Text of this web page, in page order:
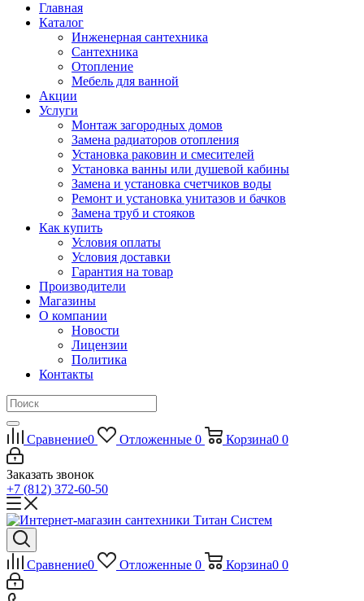
Главная
Каталог
Инженерная сантехника
Сантехника
Отопление
Мебель для ванной
Акции
Услуги
Монтаж загородных домов
Замена радиаторов отопления
Установка раковин и смесителей
Установка ванны или душевой кабины
Замена и установка счетчиков воды
Ремонт и установка унитазов и бачков
Замена труб и стояков
Как купить
Условия оплаты
Условия доставки
Гарантия на товар
Производители
Магазины
О компании
Новости
Лицензии
Политика
Контакты
Сравнение0 Отложенные 0 Корзина0 0
Заказать звонок
+7 (812) 372-60-50
Сравнение0 Отложенные 0 Корзина0 0